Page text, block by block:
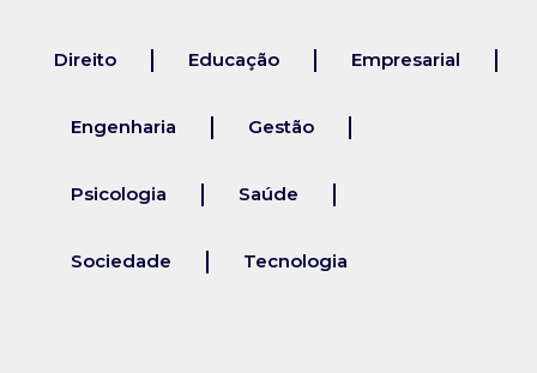
Direito Educação Empresarial
Engenharia Gestão
Psicologia Saúde
Sociedade Tecnologia